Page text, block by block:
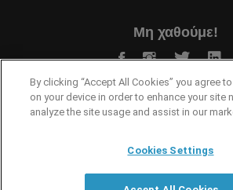
Μη χαθούμε!
By clicking “Accept All Cookies” you agree
on your device in order to enhance your site
analyze the site usage and assist in our
Cookies Settings